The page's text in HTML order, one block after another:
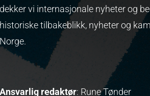
dekker vi internasjonale nyheter og
historiske tilbakeblikk, nyheter og
Norge.
Ansvarlig redaktør: Rune Tønder